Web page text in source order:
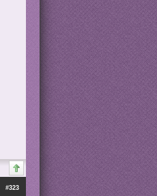
#323